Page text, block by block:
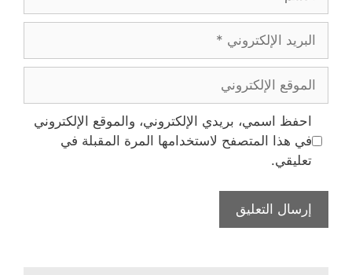
البريد
الإلكتروني
الموقع
الإلكتروني
احفظ اسمي، بريدي الإلكتروني، والموقع الإلكتروني
في هذا المتصفح لاستخدامها المرة المقبلة في
تعليقي.